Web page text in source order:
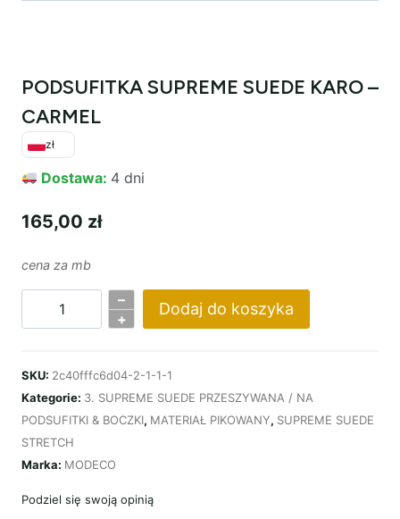
PODSUFITKA SUPREME SUEDE KARO –
CARMEL
zł
Dostawa: 4 dni
165,00 zł
cena za mb
SUEDE
KARO
–
CARMEL
–
+
Dodaj do koszyka
SKU: 2c40fffc6d04-2-1-1-1
Kategorie: 3. SUPREME SUEDE PRZESZYWANA / NA
PODSUFITKI & BOCZKI, MATERIAŁ PIKOWANY, SUPREME SUEDE
STRETCH
Marka: MODECO
Podziel się swoją opinią